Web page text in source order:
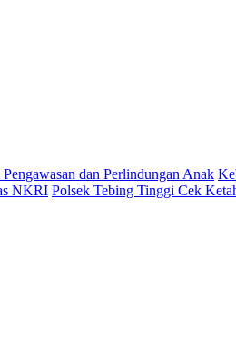
dan Perlindungan Anak
NKRI Polsek Tebing Tinggi Cek